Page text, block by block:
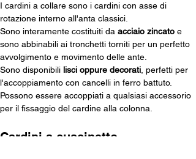
I cardini a collare sono i cardini con asse di
rotazione interno all'anta classici.
Sono interamente costituiti da acciaio zincato e
sono abbinabili ai tronchetti torniti per un perfetto
avvolgimento e movimento delle ante.
Sono disponibili lisci oppure decorati , perfetti per
l'accoppiamento con cancelli in ferro battuto.
Possono essere accoppiati a qualsiasi accessorio
per il fissaggio del cardine alla colonna.
Cardini a cuscinetto